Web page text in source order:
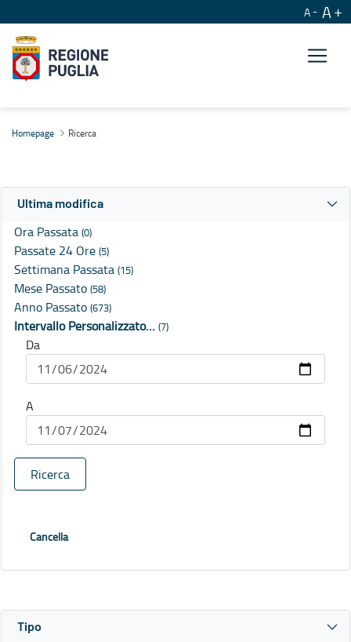
A A
Homepage Ricerca
Ultima modifica
Ora Passata (0)
Passate 24 Ore (5)
Settimana Passata (15)
Mese Passato (58)
Anno Passato (673)
Intervallo Personalizzato… (7)
Da
A
Ricerca
Cancella
Tipo